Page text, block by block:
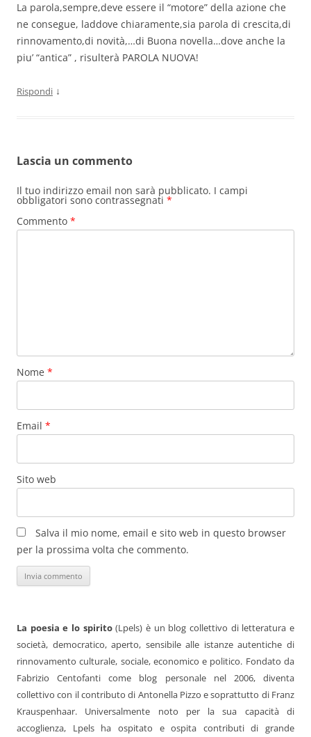
La parola,sempre,deve essere il “motore” della azione che
ne consegue, laddove chiaramente,sia parola di crescita,di
rinnovamento,di novità,…di Buona novella…dove anche la
piu’ “antica” , risulterà PAROLA NUOVA!
Rispondi ↓
Lascia un commento
Il tuo indirizzo email non sarà pubblicato. I campi
obbligatori sono contrassegnati *
Commento *
Nome *
Email *
Sito web
Salva il mio nome, email e sito web in questo browser
per la prossima volta che commento.
La poesia e lo spirito(Lpels) è un blog collettivo di letteratura e
società, democratico, aperto, sensibile alle istanze autentiche di
rinnovamento culturale, sociale, economico e politico. Fondato da
Fabrizio Centofanti come blog personale nel 2006, diventa
collettivo con il contributo di Antonella Pizzo e soprattutto di Franz
Krauspenhaar. Universalmente noto per la sua capacità di
accoglienza, Lpels ha ospitato e ospita contributi di grande